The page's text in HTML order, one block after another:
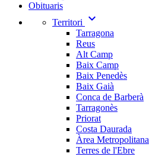
Obituaris
Territori
expand_more
Tarragona
Reus
Alt Camp
Baix Camp
Baix Penedès
Baix Gaià
Conca de Barberà
Tarragonès
Priorat
Costa Daurada
Àrea Metropolitana
Terres de l'Ebre